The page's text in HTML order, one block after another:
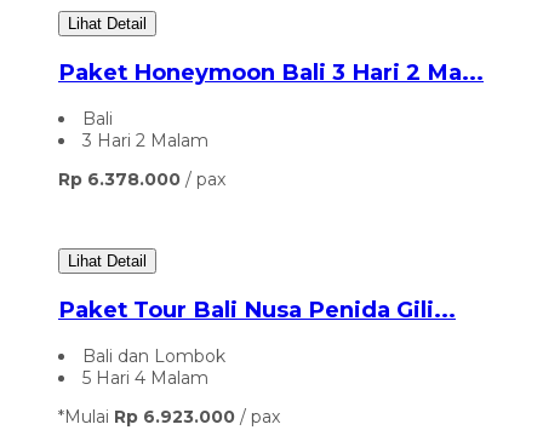
Lihat Detail
Paket Honeymoon Bali 3 Hari 2 Ma...
Bali
3 Hari 2 Malam
Rp 6.378.000 / pax
Lihat Detail
Paket Tour Bali Nusa Penida Gili...
Bali dan Lombok
5 Hari 4 Malam
*Mulai Rp 6.923.000 / pax